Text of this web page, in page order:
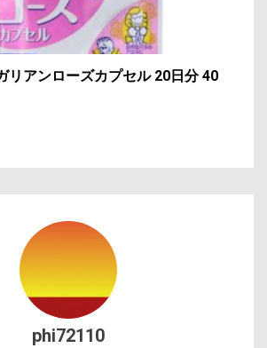
リアンローズカプセル 20日分 40
phi72110